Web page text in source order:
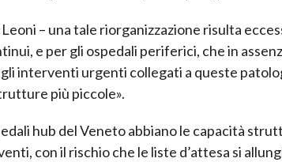
– una tale riorganizzazione risulta
e per gli ospedali periferici, che in
interventi urgenti collegati a queste
più piccole».
hub del Veneto abbiano le capacità
con il rischio che le liste d’attesa si